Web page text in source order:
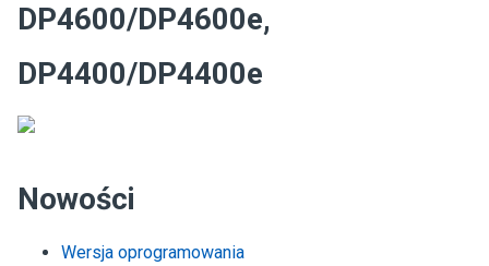
DP4600/DP4600e,
DP4400/DP4400e
Nowości
Wersja oprogramowania